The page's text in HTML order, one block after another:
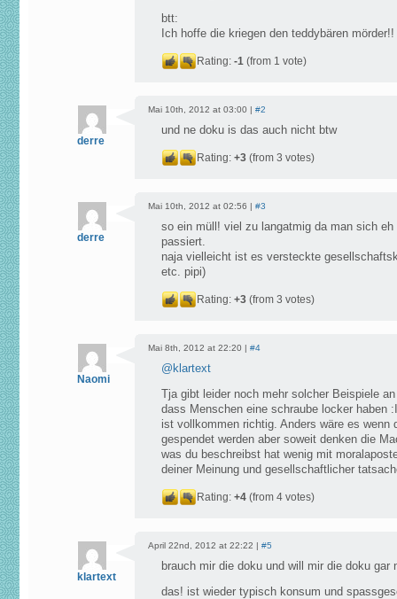
btt:
Ich hoffe die kriegen den teddybären mörder!!
Rating: -1 (from 1 vote)
derre
Mai 10th, 2012 at 03:00 | #2
und ne doku is das auch nicht btw
Rating: +3 (from 3 votes)
derre
Mai 10th, 2012 at 02:56 | #3
so ein müll! viel zu langatmig da man sich
passiert.
naja vielleicht ist es versteckte
etc. pipi)
Rating: +3 (from 3 votes)
Naomi
Mai 8th, 2012 at 22:20 | #4
@ klartext
Tja gibt leider noch mehr solcher Beispiele
dass Menschen eine schraube locker haben
ist vollkommen richtig. Anders wäre es wenn
gespendet werden aber soweit denken die
was du beschreibst hat wenig mit
deiner Meinung und gesellschaftlicher
Rating: +4 (from 4 votes)
klartext
April 22nd, 2012 at 22:22 | #5
brauch mir die doku und will mir die doku gar
das! ist wieder typisch konsum und